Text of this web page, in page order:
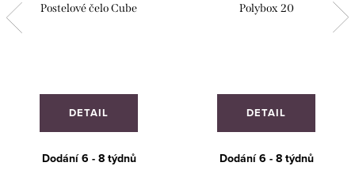
Postelové čelo Cube
DETAIL
Dodání 6 - 8 týdnů
Polybox 20
DETAIL
Dodání 6 - 8 týdnů